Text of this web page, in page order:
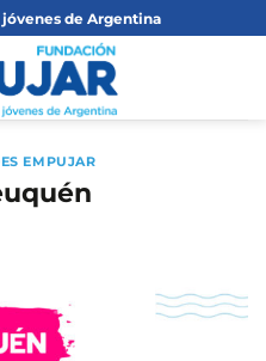
jóvenes de Argentina
EMPUJAR